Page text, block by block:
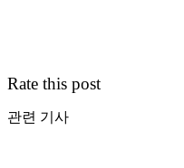
Rate this post
관련 기사